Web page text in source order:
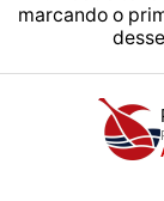
marcando o